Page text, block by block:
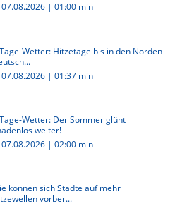
07.08.2026 | 01:00 min
Wetter: Hitzetage bis in den Norden
07.08.2026 | 01:37 min
Wetter: Der Sommer glüht
weiter!
07.08.2026 | 02:00 min
können sich Städte auf mehr
vorber...